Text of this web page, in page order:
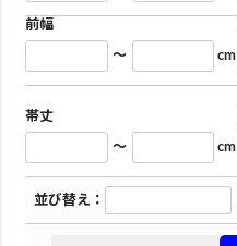
前幅
～ cm
帯丈
～ cm
並び替え：